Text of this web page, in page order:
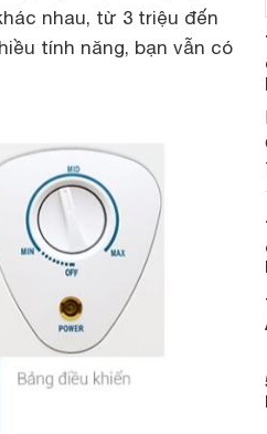
nhau, từ 3 triệu đến
tính năng, bạn vẫn có